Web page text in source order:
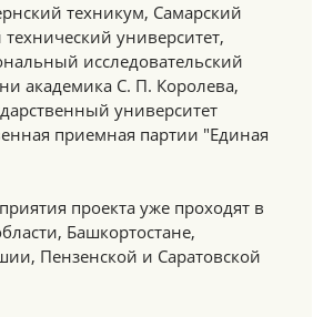
техникум, Самарский
университет,
исследовательский
академика С. П. Королева,
университет
приемная партии "Единая
проекта уже проходят в
Башкортостане,
Пензенской и Саратовской